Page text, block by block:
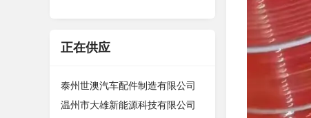
正在供应
泰州世澳汽车配件制造有限公司
温州市大雄新能源科技有限公司